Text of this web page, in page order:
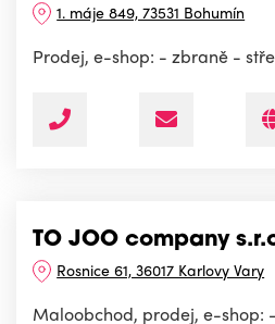
1. máje 849, 73531 Bohumín
Prodej, e-shop: - zbraně -
TO JOO company
Rosnice 61, 36017 Karlovy Vary
Maloobchod, prodej, e-shop: